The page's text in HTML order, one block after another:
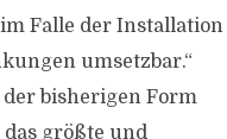
Falle der Installation
umsetzbar.“
der bisherigen Form
größte und